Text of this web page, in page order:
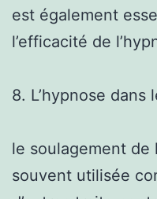
est également
l’efficacité de
8. L’hypnose dans
le soulagement de
souvent utilisée